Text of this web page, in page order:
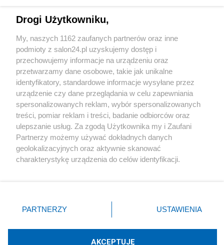
Sport
Społeczeństwo
Kultura
X Facebook Instagram Youtube
Drogi Użytkowniku,
My, naszych 1162 zaufanych partnerów oraz inne
podmioty z salon24.pl uzyskujemy dostęp i
przechowujemy informacje na urządzeniu oraz
przetwarzamy dane osobowe, takie jak unikalne
identyfikatory, standardowe informacje wysyłane przez
urządzenie czy dane przeglądania w celu zapewniania
spersonalizowanych reklam, wybór spersonalizowanych
treści, pomiar reklam i treści, badanie odbiorców oraz
ulepszanie usług. Za zgodą Użytkownika my i Zaufani
Partnerzy możemy używać dokładnych danych
geolokalizacyjnych oraz aktywnie skanować
charakterystykę urządzenia do celów identyfikacji.
zmienić/wycofać klikając przycisk ustawień prywatności
znajdujący się w lewym dolnym rogu strony
rodzaje przetwarzania danych nie wymagają zgody
użytkownika, ale masz prawo sprzeciwić się takiemu
PARTNERZY USTAWIENIA
AKCEPTUJĘ